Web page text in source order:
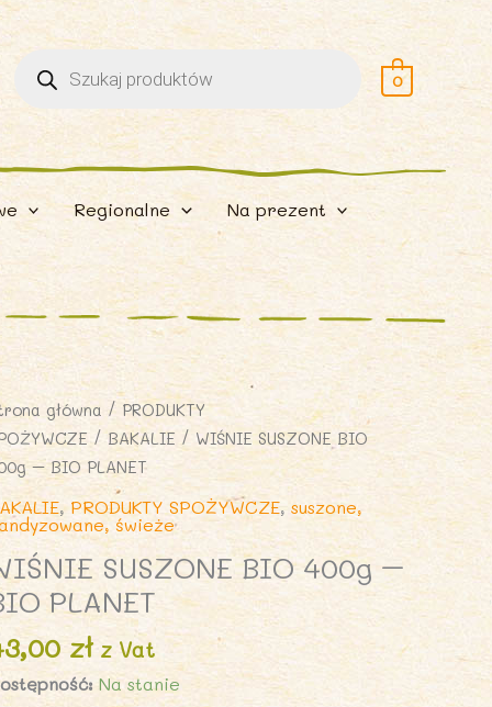
Wyszukiwarka
produktów 0
Regionalne Na prezent
główna / PRODUKTY
/BAKALIE / WIŚNIE SUSZONE BIO
– BIO PLANET
, PRODUKTY SPOŻYWCZE,suszone,
świeże
SUSZONE BIO 400g –
PLANET
zł z Vat
Na stanie